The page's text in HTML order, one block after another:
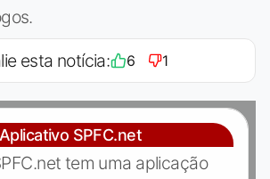
esta notícia: 6 1
Aplicativo SPFC.net
tem uma aplicação